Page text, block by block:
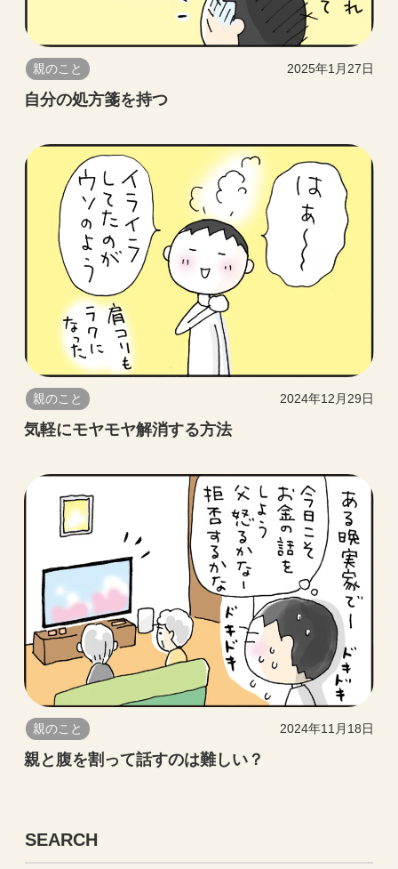
親のこと 2025年1月27日
自分の処方箋を持つ
親のこと 2024年12月29日
気軽にモヤモヤ解消する方法
親のこと 2024年11月18日
親と腹を割って話すのは難しい？
SEARCH